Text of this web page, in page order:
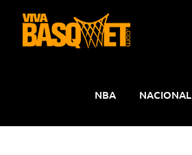
contenido
NBA NACIONAL